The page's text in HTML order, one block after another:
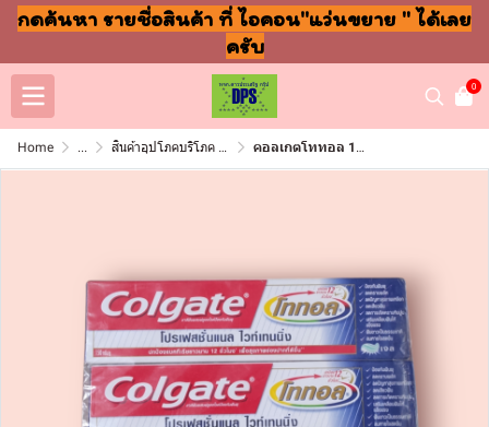
กดค้นหา รายชื่อสินค้า ที่ ไอคอน"แว่นขยาย " ได้เลย
ครับ
0
Home ... สินค้าอุปโภคบริโภค แชมพู สบู่ แปรงฟัน คอลเกตโททอล 150กรัม โปรเฟรช (หลอด)